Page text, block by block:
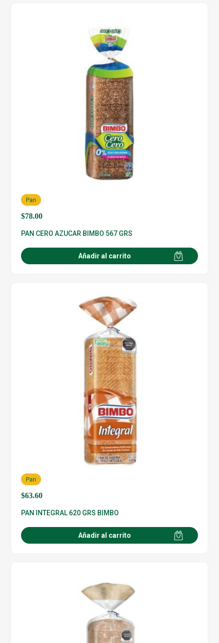
$78.00
Pan
PAN CERO AZUCAR BIMBO 567 GRS
Añadir al carrito
$63.60
Pan
PAN INTEGRAL 620 GRS BIMBO
Añadir al carrito